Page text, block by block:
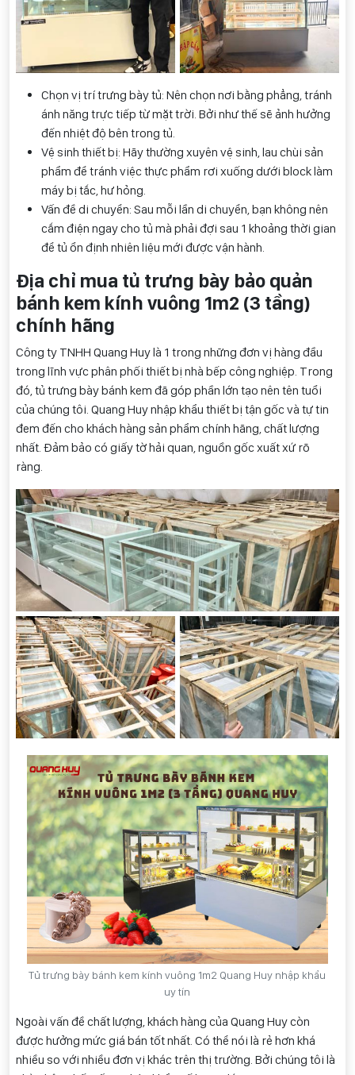
Chọn vị trí trưng bày tủ: Nên chọn nơi bằng phẳng, tránh
ánh năng trực tiếp từ mặt trời. Bởi như thế sẽ ảnh hưởng
đến nhiệt độ bên trong tủ.
Vệ sinh thiết bị: Hãy thường xuyên vệ sinh, lau chùi sản
phẩm để tránh việc thực phẩm rơi xuống dưới block làm
máy bị tắc, hư hỏng.
Vấn đề di chuyển: Sau mỗi lần di chuyển, bạn không nên
cắm điện ngay cho tủ mà phải đợi sau 1 khoảng thời gian
để tủ ổn định nhiên liệu mới được vận hành.
Địa chỉ mua tủ trưng bày bảo quản
bánh kem kính vuông 1m2 (3 tầng)
chính hãng
Công ty TNHH Quang Huy là 1 trong những đơn vị hàng đầu
trong lĩnh vực phân phối thiết bị nhà bếp công nghiệp. Trong
đó, tủ trưng bày bánh kem đã góp phần lớn tạo nên tên tuổi
của chúng tôi. Quang Huy nhập khẩu thiết bị tận gốc và tự tin
đem đến cho khách hàng sản phẩm chính hãng, chất lượng
nhất. Đảm bảo có giấy tờ hải quan, nguồn gốc xuất xứ rõ
ràng.
Tủ trưng bày bánh kem kính vuông 1m2 Quang Huy nhập khẩu
uy tín
Ngoài vấn đề chất lượng, khách hàng của Quang Huy còn
được hưởng mức giá bán tốt nhất. Có thể nói là rẻ hơn khá
nhiều so với nhiều đơn vị khác trên thị trường. Bởi chúng tôi là